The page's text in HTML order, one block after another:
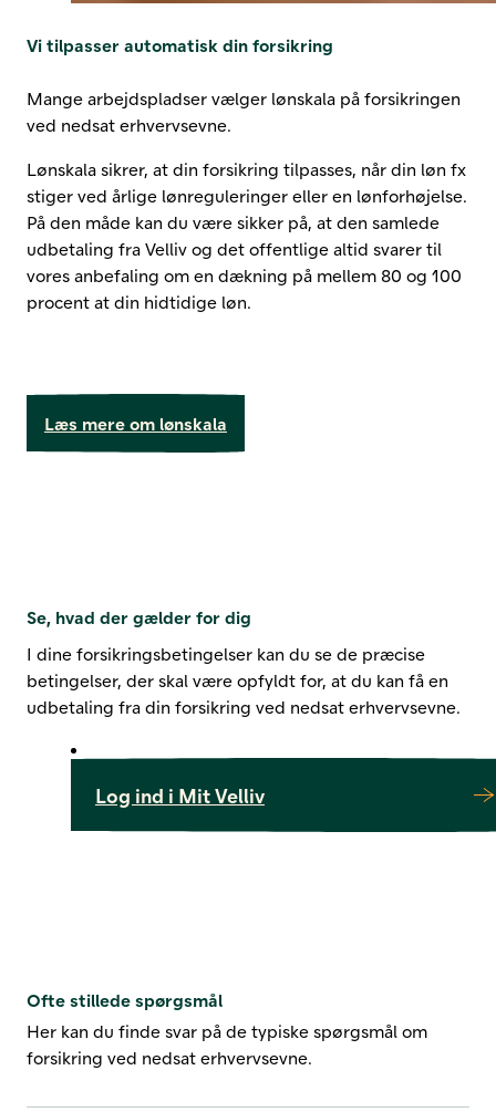
Vi tilpasser automatisk din forsikring
Mange arbejdspladser vælger lønskala på forsikringen
ved nedsat erhvervsevne.
Lønskala sikrer, at din forsikring tilpasses, når din løn fx
stiger ved årlige lønreguleringer eller en lønforhøjelse.
På den måde kan du være sikker på, at den samlede
udbetaling fra Velliv og det offentlige altid svarer til
vores anbefaling om en dækning på mellem 80 og 100
procent at din hidtidige løn.
Læs mere om lønskala
Se, hvad der gælder for dig
I dine forsikringsbetingelser kan du se de præcise
betingelser, der skal være opfyldt for, at du kan få en
udbetaling fra din forsikring ved nedsat erhvervsevne.
Log ind i Mit Velliv
Ofte stillede spørgsmål
Her kan du finde svar på de typiske spørgsmål om
forsikring ved nedsat erhvervsevne.